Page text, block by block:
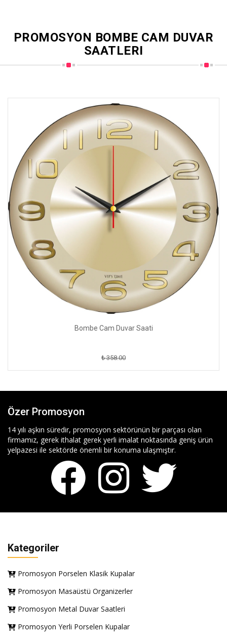
PROMOSYON BOMBE CAM DUVAR
SAATLERI
Bombe Cam Duvar Saati
₺ 358.00
Özer Promosyon
14 yılı aşkın süredir, promosyon sektörünün bir parçası olan
firmamız, gerek ithalat gerek yerli imalat noktasında geniş ürün
yelpazesi ile sektörde önemli bir konuma ulaşmıştır.
Kategoriler
Promosyon Porselen Klasik Kupalar
Promosyon Masaüstü Organizerler
Promosyon Metal Duvar Saatleri
Promosyon Yerli Porselen Kupalar